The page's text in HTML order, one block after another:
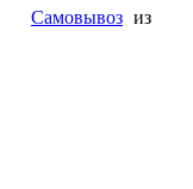
Самовывоз из